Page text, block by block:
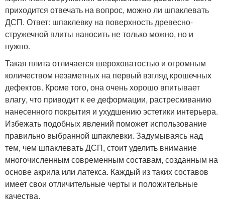
приходится отвечать на вопрос, можно ли шпаклевать
ДСП. Ответ: шпаклевку на поверхность древесно-
стружечной плиты наносить не только можно, но и
нужно.
Такая плита отличается шероховатостью и огромным
количеством незаметных на первый взгляд крошечных
дефектов. Кроме того, она очень хорошо впитывает
влагу, что приводит к ее деформации, растрескиванию
нанесенного покрытия и ухудшению эстетики интерьера.
Избежать подобных явлений поможет использование
правильно выбранной шпаклевки. Задумываясь над
тем, чем шпаклевать ДСП, стоит уделить внимание
многочисленным современным составам, созданным на
основе акрила или латекса. Каждый из таких составов
имеет свои отличительные черты и положительные
качества.